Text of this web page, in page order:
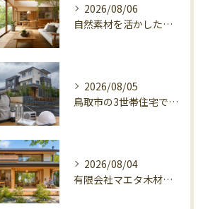
2026/08/06
自然素材を活かした家づくり、マエタ木材の目線
2026/08/05
鳥取市の3世帯住宅で考える警戒レベル4避難指示
2026/08/04
有限会社マエタ木材の鳥取に根ざす家づくり